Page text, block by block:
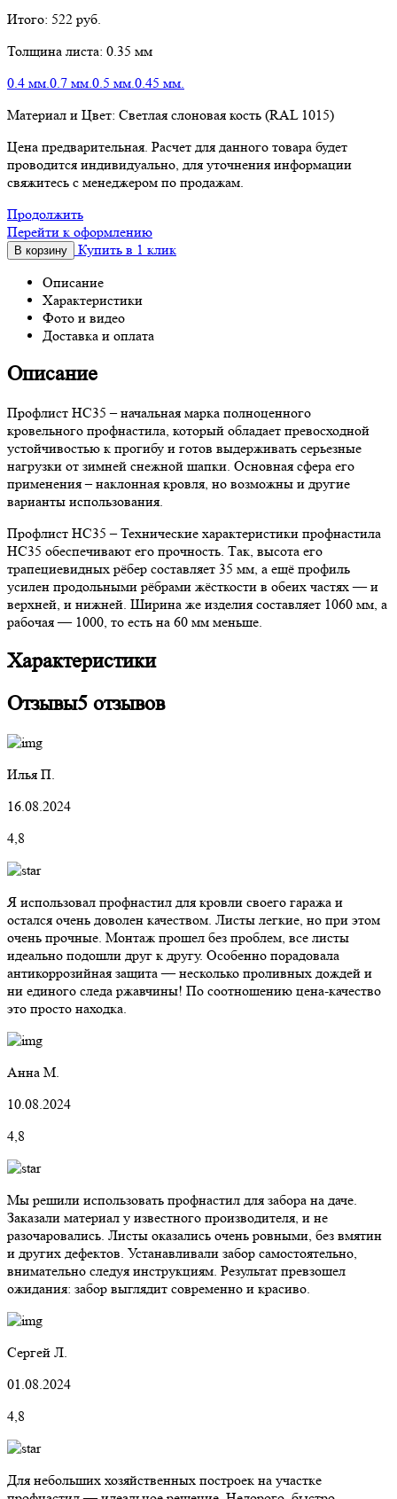
Итого: 522 руб.
Толщина листа: 0.35 мм
0.4 мм. 0.7 мм. 0.5 мм. 0.45 мм.
Материал и Цвет: Светлая слоновая кость (RAL 1015)
Цена предварительная. Расчет для данного товара будет
проводится индивидуально, для уточнения информации
свяжитесь с менеджером по продажам.
Продолжить
Перейти к оформлению
В корзину
Купить в 1 клик
Описание
Характеристики
Фото и видео
Доставка и оплата
Описание
Профлист НС35 – начальная марка полноценного
кровельного профнастила, который обладает превосходной
устойчивостью к прогибу и готов выдерживать серьезные
нагрузки от зимней снежной шапки. Основная сфера его
применения – наклонная кровля, но возможны и другие
варианты использования.
Профлист НС35 – Технические характеристики профнастила
НС35 обеспечивают его прочность. Так, высота его
трапециевидных рёбер составляет 35 мм, а ещё профиль
усилен продольными рёбрами жёсткости в обеих частях — и
верхней, и нижней. Ширина же изделия составляет 1060 мм, а
рабочая — 1000, то есть на 60 мм меньше.
Характеристики
Отзывы5 отзывов
Илья П.
16.08.2024
4,8
Я использовал профнастил для кровли своего гаража и
остался очень доволен качеством. Листы легкие, но при этом
очень прочные. Монтаж прошел без проблем, все листы
идеально подошли друг к другу. Особенно порадовала
антикоррозийная защита — несколько проливных дождей и
ни единого следа ржавчины! По соотношению цена-качество
это просто находка.
Анна М.
10.08.2024
4,8
Мы решили использовать профнастил для забора на даче.
Заказали материал у известного производителя, и не
разочаровались. Листы оказались очень ровными, без вмятин
и других дефектов. Устанавливали забор самостоятельно,
внимательно следуя инструкциям. Результат превзошел
ожидания: забор выглядит современно и красиво.
Сергей Л.
01.08.2024
4,8
Для небольших хозяйственных построек на участке